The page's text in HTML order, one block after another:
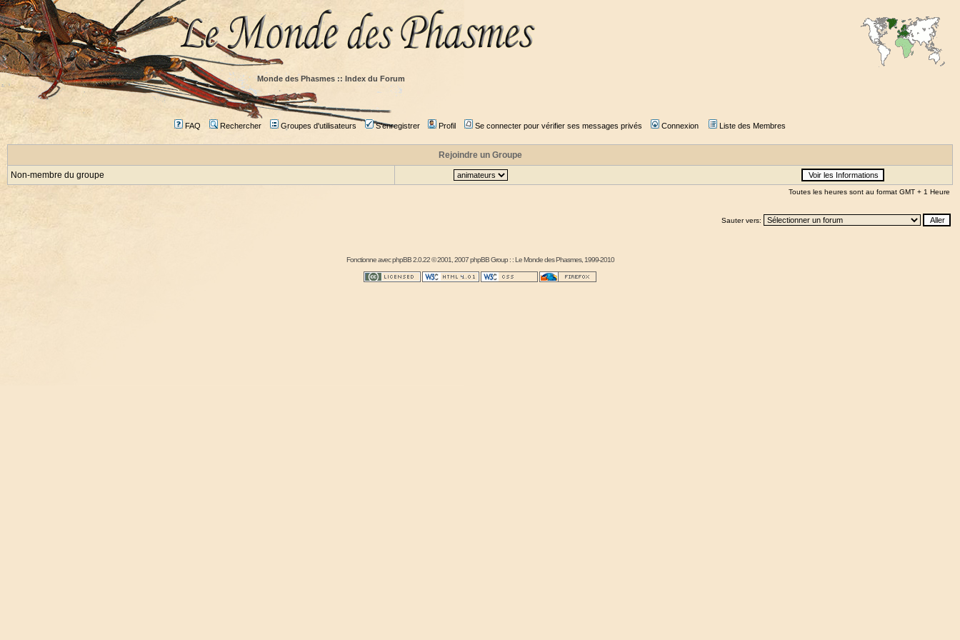
Monde des Phasmes :: Index du Forum
FAQ Rechercher Groupes d'utilisateurs S'enregistrer Profil Se connecter pour vérifier ses messages privés Connexion Liste des Membres
Rejoindre un Groupe
Non-membre du groupe
Toutes les heures sont au format GMT + 1 Heure
Sauter vers:
Fonctionne avecphpBB2.0.22 © 2001, 2007 phpBB Group : :Le Monde des Phasmes, 1999-2010